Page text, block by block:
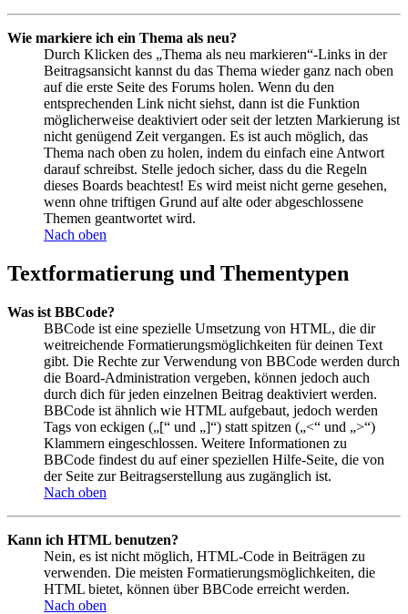
Wie markiere ich ein Thema als neu?
Durch Klicken des „Thema als neu markieren“-Links in der
Beitragsansicht kannst du das Thema wieder ganz nach oben
auf die erste Seite des Forums holen. Wenn du den
entsprechenden Link nicht siehst, dann ist die Funktion
möglicherweise deaktiviert oder seit der letzten Markierung ist
nicht genügend Zeit vergangen. Es ist auch möglich, das
Thema nach oben zu holen, indem du einfach eine Antwort
darauf schreibst. Stelle jedoch sicher, dass du die Regeln
dieses Boards beachtest! Es wird meist nicht gerne gesehen,
wenn ohne triftigen Grund auf alte oder abgeschlossene
Themen geantwortet wird.
Nach oben
Textformatierung und Thementypen
Was ist BBCode?
BBCode ist eine spezielle Umsetzung von HTML, die dir
weitreichende Formatierungsmöglichkeiten für deinen Text
gibt. Die Rechte zur Verwendung von BBCode werden durch
die Board-Administration vergeben, können jedoch auch
durch dich für jeden einzelnen Beitrag deaktiviert werden.
BBCode ist ähnlich wie HTML aufgebaut, jedoch werden
Tags von eckigen („[“ und „]“) statt spitzen („<“ und „>“)
Klammern eingeschlossen. Weitere Informationen zu
BBCode findest du auf einer speziellen Hilfe-Seite, die von
der Seite zur Beitragserstellung aus zugänglich ist.
Nach oben
Kann ich HTML benutzen?
Nein, es ist nicht möglich, HTML-Code in Beiträgen zu
verwenden. Die meisten Formatierungsmöglichkeiten, die
HTML bietet, können über BBCode erreicht werden.
Nach oben